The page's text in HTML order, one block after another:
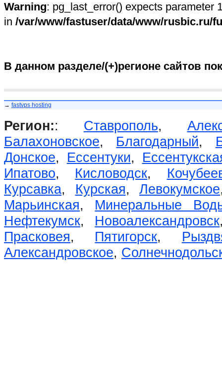
Warning: pg_last_error() expects parameter
in /var/www/fastuser/data/www/rusbic.ru/
В данном разделе/(+)регионе сайтов
→ fastvps hosting
Регион:: Ставрополь,
Балахоновское, Благодарный,
Донское, Ессентуки,
Ипатово, Кисловодск,
Курсавка, Курская, Левокумское
Марьинская, Минеральные
Нефтекумск, Новоалександровск
Прасковея, Пятигорск,
Александровское,